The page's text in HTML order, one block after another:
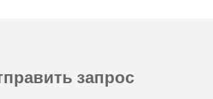
запрос